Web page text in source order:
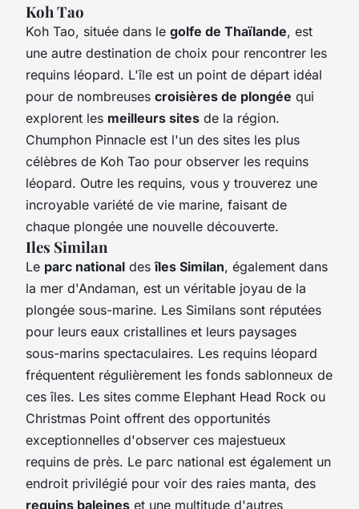
Koh Tao
Koh Tao, située dans le golfe de Thaïlande, est
une autre destination de choix pour rencontrer les
requins léopard. L'île est un point de départ idéal
pour de nombreuses croisières de plongée qui
explorent les meilleurs sites de la région.
Chumphon Pinnacle est l'un des sites les plus
célèbres de Koh Tao pour observer les requins
léopard. Outre les requins, vous y trouverez une
incroyable variété de vie marine, faisant de
chaque plongée une nouvelle découverte.
Iles Similan
Le parc national desîles Similan, également dans
la mer d'Andaman, est un véritable joyau de la
plongée sous-marine. Les Similans sont réputées
pour leurs eaux cristallines et leurs paysages
sous-marins spectaculaires. Les requins léopard
fréquentent régulièrement les fonds sablonneux de
ces îles. Les sites comme Elephant Head Rock ou
Christmas Point offrent des opportunités
exceptionnelles d'observer ces majestueux
requins de près. Le parc national est également un
endroit privilégié pour voir des raies manta, des
requins baleines et une multitude d'autres